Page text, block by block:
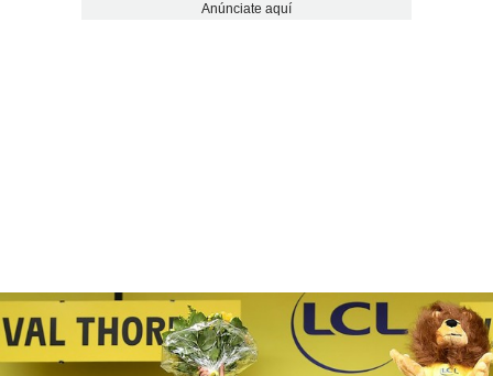
Anúnciate aquí